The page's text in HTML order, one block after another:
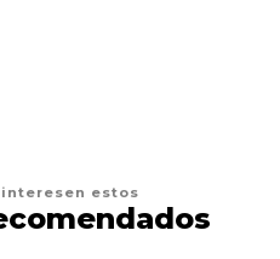
estos